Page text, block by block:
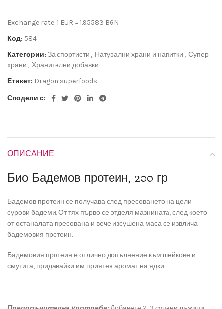
Exchange rate: 1 EUR = 1.95583 BGN
Код: 584
Категории: За спортисти , Натурални храни и напитки , Супер
храни , Хранителни добавки
Етикет: Dragon superfoods
Сподели с:
ОПИСАНИЕ
Био Бадемов протеин, 200 гр
Бадемов протеин се получава след пресоването на цели
сурови бадеми. От тях първо се отделя мазнината, след което
от останалата пресована и вече изсушена маса се извлича
бадемовия протеин.
Бадемовия протеин е отлично допълнение към шейкове и
смутита, придавайки им приятен аромат на ядки.